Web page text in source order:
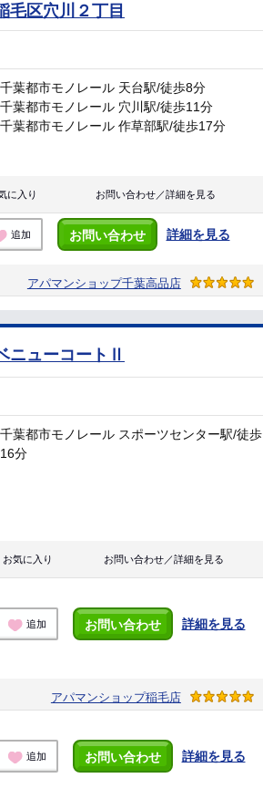
毛区穴川２丁目
千葉都市モノレール 天台駅/徒歩8分
千葉都市モノレール 穴川駅/徒歩11分
千葉都市モノレール 作草部駅/徒歩17分
に入り お問い合わせ／詳細を見る
追加 お問い合わせ 詳細を見る
アパマンショップ千葉高品店
ニューコートⅡ
千葉都市モノレール スポーツセンター駅/徒歩
16分
お気に入り お問い合わせ／詳細を見る
追加 お問い合わせ 詳細を見る
アパマンショップ稲毛店
追加 お問い合わせ 詳細を見る